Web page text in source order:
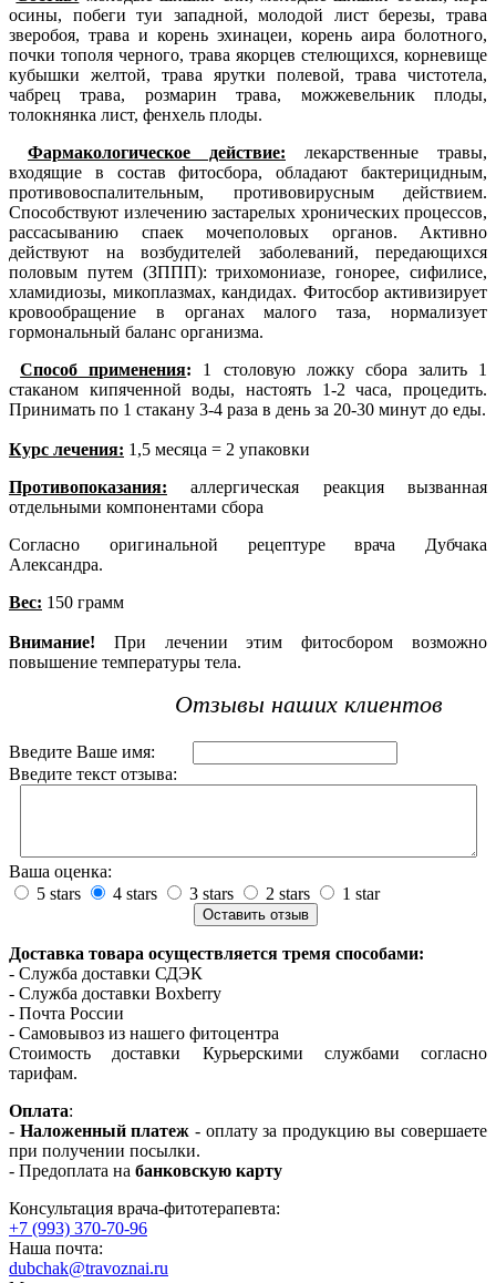
осины, побеги туи западной, молодой лист березы, трава
зверобоя, трава и корень эхинацеи, корень аира болотного,
почки тополя черного, трава якорцев стелющихся, корневище
кубышки желтой, трава ярутки полевой, трава чистотела,
чабрец трава, розмарин трава, можжевельник плоды,
толокнянка лист, фенхель плоды.
Фармакологическое действие: лекарственные травы,
входящие в состав фитосбора, обладают бактерицидным,
противовоспалительным, противовирусным действием.
Способствуют излечению застарелых хронических процессов,
рассасыванию спаек мочеполовых органов. Активно
действуют на возбудителей заболеваний, передающихся
половым путем (ЗППП): трихомониазе, гонорее, сифилисе,
хламидиозы, микоплазмах, кандидах. Фитосбор активизирует
кровообращение в органах малого таза, нормализует
гормональный баланс организма.
Способ применения: 1 столовую ложку сбора залить 1
стаканом кипяченной воды, настоять 1-2 часа, процедить.
Принимать по 1 стакану 3-4 раза в день за 20-30 минут до еды.
Курс лечения: 1,5 месяца = 2 упаковки
Противопоказания: аллергическая реакция вызванная
отдельными компонентами сбора
Согласно оригинальной рецептуре врача Дубчака
Александра.
Вес: 150 грамм
Внимание! При лечении этим фитосбором возможно
повышение температуры тела.
Отзывы наших клиентов
Введите Ваше имя:
Введите текст отзыва:
Ваша оценка:
5 stars
4 stars 3 stars 2 stars 1 star
Доставка товара осуществляется тремя способами:
- Служба доставки СДЭК
- Служба доставки Boxberry
- Почта России
- Самовывоз из нашего фитоцентра
Стоимость доставки Курьерскими службами согласно
тарифам.
Оплата:
- Наложенный платеж - оплату за продукцию вы совершаете
при получении посылки.
- Предоплата на банковскую карту
Консультация врача-фитотерапевта:
+7 (993) 370-70-96
Наша почта:
dubchak@travoznai.ru